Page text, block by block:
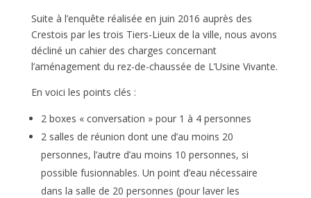
Suite à l’enquête réalisée en juin 2016 auprès des
Crestois par les trois Tiers-Lieux de la ville, nous avons
décliné un cahier des charges concernant
l’aménagement du rez-de-chaussée de L’Usine Vivante.
En voici les points clés :
2 boxes « conversation » pour 1 à 4 personnes
2 salles de réunion dont une d’au moins 20
personnes, l’autre d’au moins 10 personnes, si
possible fusionnables. Un point d’eau nécessaire
dans la salle de 20 personnes (pour laver les